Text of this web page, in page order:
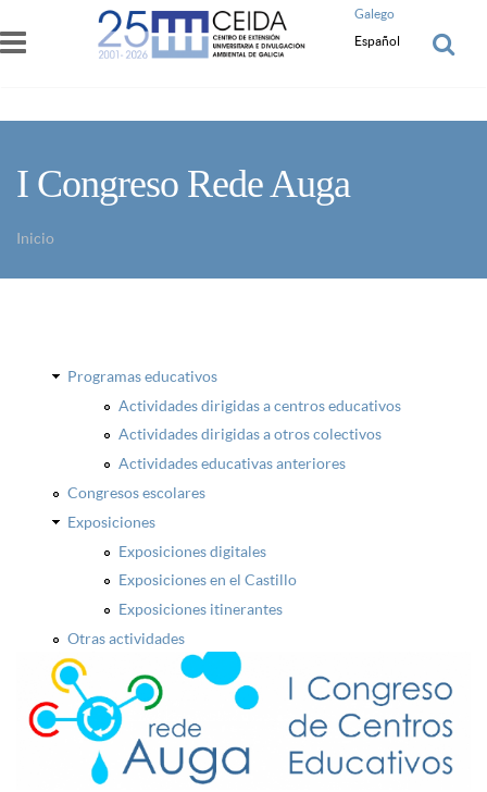
Pasar al contenido principal
Galego
Español
I Congreso Rede Auga
Inicio
Programas educativos
Actividades dirigidas a centros educativos
Actividades dirigidas a otros colectivos
Actividades educativas anteriores
Congresos escolares
Exposiciones
Exposiciones digitales
Exposiciones en el Castillo
Exposiciones itinerantes
Otras actividades